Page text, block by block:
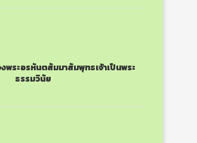
พระอรหันตสัมมาสัมพุทธเจ้าเป็นพระ
ธรรมวินัย